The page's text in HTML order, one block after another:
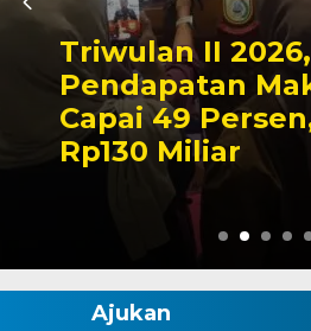
Kapolres Wajo
Makam La
Tegaskan
Mengabdi
Wajo
Ajukan